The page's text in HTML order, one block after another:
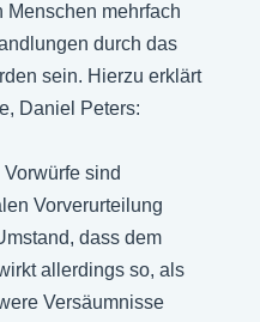
mehrfach
durch das
sein. Hierzu erklärt
Daniel Peters:
sind
Vorverurteilung
dass dem
allerdings so, als
Versäumnisse